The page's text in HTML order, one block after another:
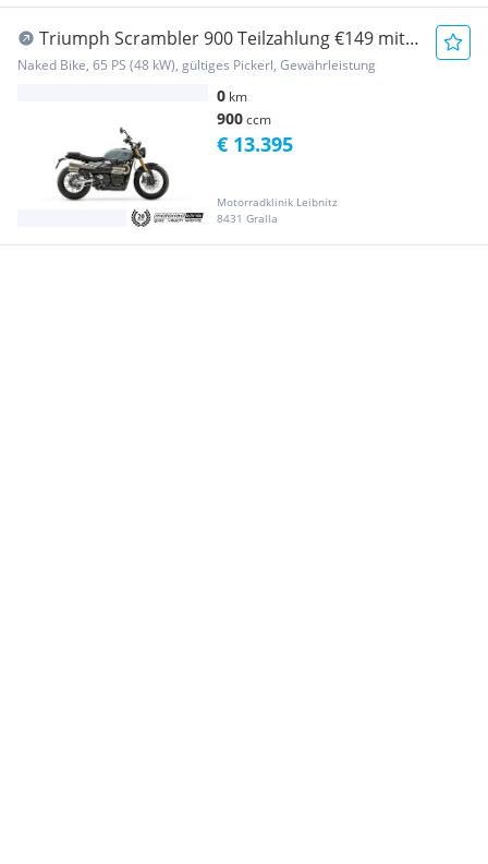
Triumph Scrambler 900 Teilzahlung €149 mit
Garantie, Mo...
Naked Bike, 65 PS (48 kW), gültiges Pickerl, Gewährleistung
0 km
900ccm
Motorradklinik Leibnitz
8431 Gralla
€ 13.395